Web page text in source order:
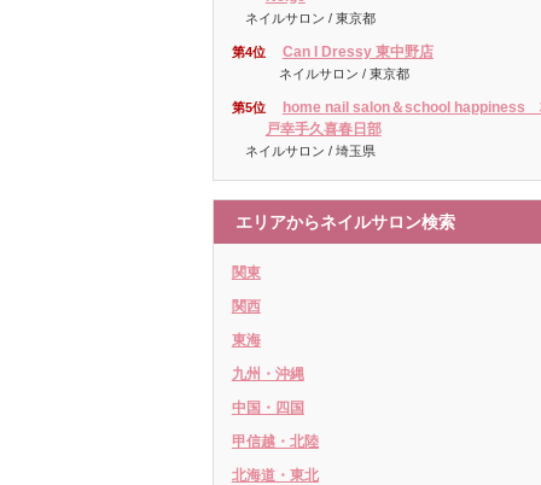
ネイルサロン / 東京都
第4位 Can I Dressy 東中野店
ネイルサロン / 東京都
第5位
home nail salon＆school happiness
戸幸手久喜春日部
ネイルサロン / 埼玉県
エリアからネイルサロン検索
関東
関西
東海
九州・沖縄
中国・四国
甲信越・北陸
北海道・東北